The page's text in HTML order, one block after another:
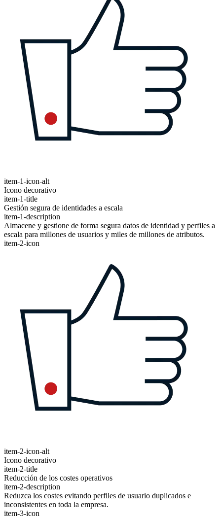
item-1-icon-alt
Icono decorativo
item-1-title
Gestión segura de identidades a escala
item-1-description
Almacene y gestione de forma segura datos de identidad y perfiles a
escala para millones de usuarios y miles de millones de atributos.
item-2-icon
item-2-icon-alt
Icono decorativo
item-2-title
Reducción de los costes operativos
item-2-description
Reduzca los costes evitando perfiles de usuario duplicados e
inconsistentes en toda la empresa.
item-3-icon